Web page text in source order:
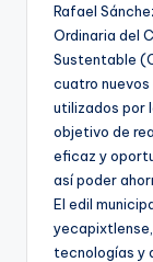
Rafael
Ordinaria del
Sustentable
cuatro nuevos
utilizados por
objetivo de
eficaz y
así poder
El edil
tecnologías y